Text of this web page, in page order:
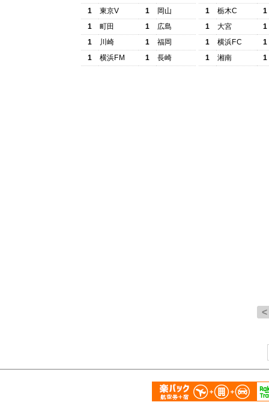
1
東京V 1
岡山
1
町田 1
広島
1
川崎 1
福岡
1
横浜FM 1 長崎
1
栃木C
1
1
大宮
1
1
横浜FC
1
1
湘南 1